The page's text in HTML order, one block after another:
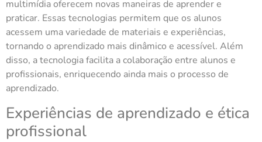
multimídia oferecem novas maneiras de aprender e
praticar. Essas tecnologias permitem que os alunos
acessem uma variedade de materiais e experiências,
tornando o aprendizado mais dinâmico e acessível. Além
disso, a tecnologia facilita a colaboração entre alunos e
profissionais, enriquecendo ainda mais o processo de
aprendizado.
Experiências de aprendizado e ética
profissional